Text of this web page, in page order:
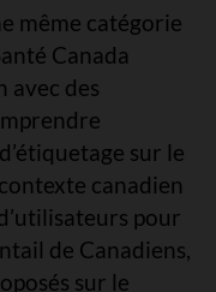
même catégorie
Canada
des
sur le
canadien
pour
de Canadiens,
sur le